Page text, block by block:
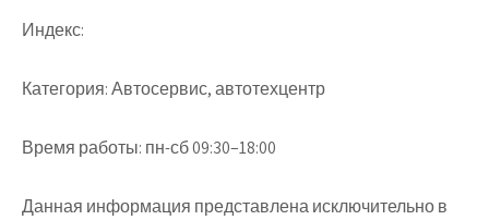
Индекс:
Категория:Автосервис, автотехцентр
Время работы: пн-сб 09:30–18:00
Данная информация представлена исключительно в